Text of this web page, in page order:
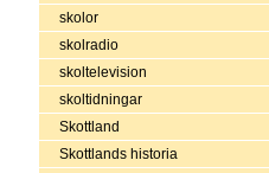
skolor
skolradio
skoltelevision
skoltidningar
Skottland
Skottlands historia